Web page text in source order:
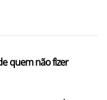
quem não fizer